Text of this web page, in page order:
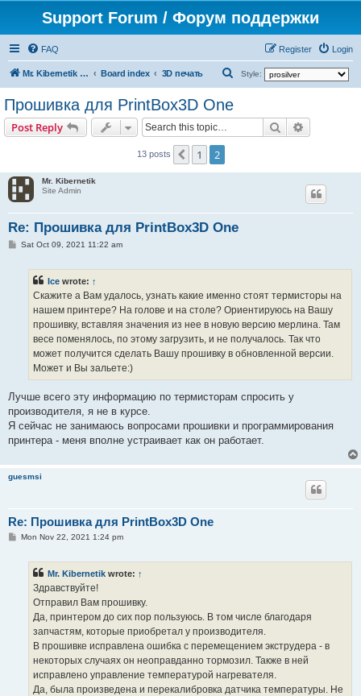
Support Forum / Форум поддержки
FAQ Login
Register
Mr. Kibernetik software Board index 3D печать Style:
Прошивка для PrintBox3D One
Post Reply Search
13 posts Previous
1 2
Mr. Kibernetik
Site Admin
Re: Прошивка для PrintBox3D One
PSat Oct 09, 2021 11:22 am
Ice wrote: ↑
Скажите а Вам удалось, узнать какие именно стоят термисторы на
нашем принтере? На голове и на столе? Ориентируюсь на Вашу
прошивку, вставляя значения из нее в новую версию мерлина. Там
весе поменялось, по этому загрузить, и не получалось. Так что
может получится сделать Вашу прошивку в обновленной версии.
Может и Вы зальете:)
Лучше всего эту информацию по термисторам спросить у
производителя, я не в курсе.
Я сейчас не занимаюсь вопросами прошивки и программирования
принтера - меня вполне устраивает как он работает.
guesmsi
Re: Прошивка для PrintBox3D One
PMon Nov 22, 2021 1:24 pm
Mr. Kibernetik wrote: ↑
Здравствуйте!
Отправил Вам прошивку.
Да, принтером до сих пор пользуюсь. В том числе благодаря
запчастям, которые приобретал у производителя.
В прошивке исправлена ошибка с перемещением экструдера - в
некоторых случаях он неоправданно тормозил. Также в ней
исправлено управление температурой нагревателя.
Да, была произведена и перекалибровка датчика температуры. Не